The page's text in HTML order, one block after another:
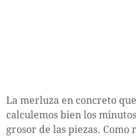
La merluza en concreto
calculemos bien los
grosor de las piezas.